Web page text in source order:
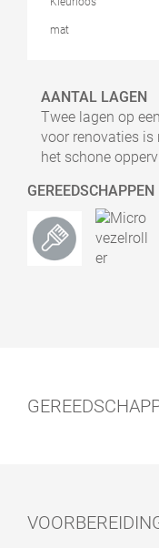
mat
AANTAL LAGEN
Twee lagen op
voor renovaties is
het schone
GEREEDSCHAPPEN